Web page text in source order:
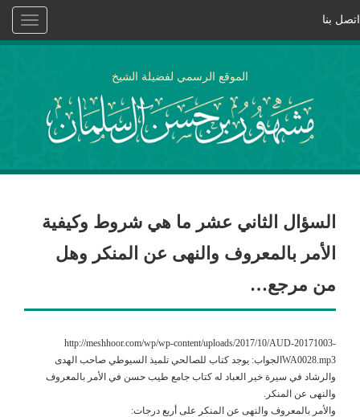
Toggle
اتصل بنا
الموقع الرسمي لفضيلة الشيخ
السؤال الثاني عشر ما هي شروط وكيفية
الأمر بالمعروف والنهى عن المنكر وهل
من مرجع…
http://meshhoor.com/wp/wp-content/uploads/2017/10/AUD-20171003-
WA0028.mp3الجواب: يوجد كتاب للصالحي تلميذ السيوطي صاحب الهدى
والرشاد في سيرة خير العباد له كتاب جامع طيب حسن في الأمر بالمعروف
والنهى عن المنكر.
والأمر بالمعروف والنهى عن المنكر على أربع درجات: